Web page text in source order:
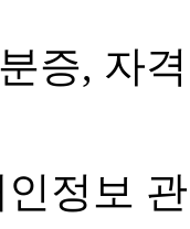
증, 자
정보